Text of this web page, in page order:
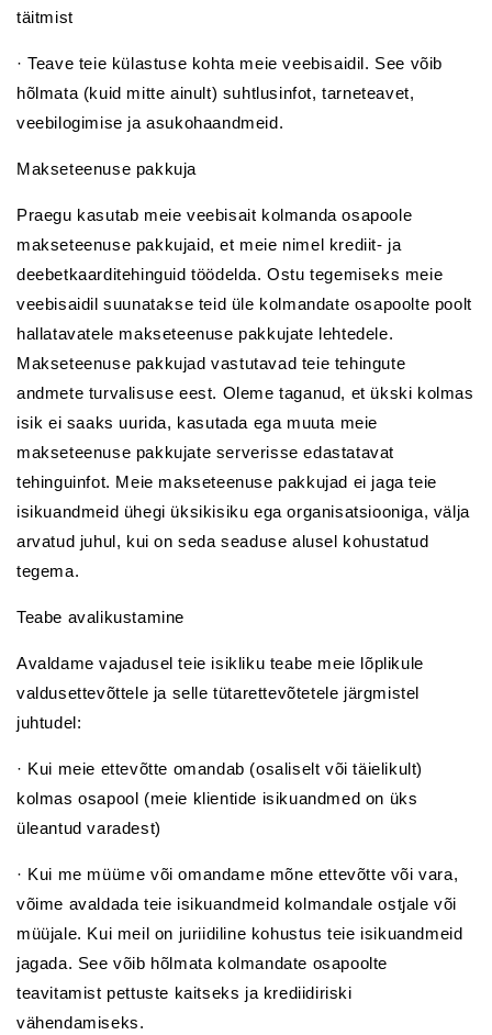
täitmist
· Teave teie külastuse kohta meie veebisaidil. See võib
hõlmata (kuid mitte ainult) suhtlusinfot, tarneteavet,
veebilogimise ja asukohaandmeid.
Makseteenuse pakkuja
Praegu kasutab meie veebisait kolmanda osapoole
makseteenuse pakkujaid, et meie nimel krediit- ja
deebetkaarditehinguid töödelda. Ostu tegemiseks meie
veebisaidil suunatakse teid üle kolmandate osapoolte poolt
hallatavatele makseteenuse pakkujate lehtedele.
Makseteenuse pakkujad vastutavad teie tehingute
andmete turvalisuse eest. Oleme taganud, et ükski kolmas
isik ei saaks uurida, kasutada ega muuta meie
makseteenuse pakkujate serverisse edastatavat
tehinguinfot. Meie makseteenuse pakkujad ei jaga teie
isikuandmeid ühegi üksikisiku ega organisatsiooniga, välja
arvatud juhul, kui on seda seaduse alusel kohustatud
tegema.
Teabe avalikustamine
Avaldame vajadusel teie isikliku teabe meie lõplikule
valdusettevõttele ja selle tütarettevõtetele järgmistel
juhtudel:
· Kui meie ettevõtte omandab (osaliselt või täielikult)
kolmas osapool (meie klientide isikuandmed on üks
üleantud varadest)
· Kui me müüme või omandame mõne ettevõtte või vara,
võime avaldada teie isikuandmeid kolmandale ostjale või
müüjale. Kui meil on juriidiline kohustus teie isikuandmeid
jagada. See võib hõlmata kolmandate osapoolte
teavitamist pettuste kaitseks ja krediidiriski
vähendamiseks.